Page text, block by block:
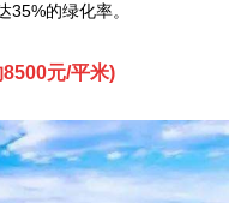
35%的绿化率。
8500元/平米)